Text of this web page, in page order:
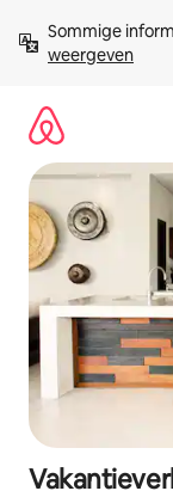
direct
naar
Sommige
weergeven